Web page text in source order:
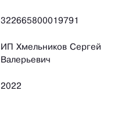
322665800019791
ИП Хмельников Сергей
Валерьевич
2022